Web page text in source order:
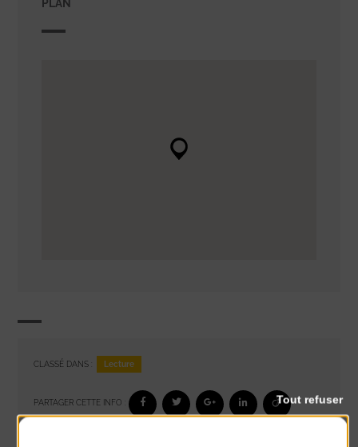
PLAN
CLASSÉ DANS : Lecture
PARTAGER CETTE INFO : Tout refuser